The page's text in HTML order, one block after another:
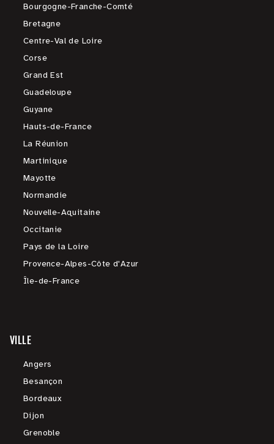
Bourgogne-Franche-Comté
Bretagne
Centre-Val de Loire
Corse
Grand Est
Guadeloupe
Guyane
Hauts-de-France
La Réunion
Martinique
Mayotte
Normandie
Nouvelle-Aquitaine
Occitanie
Pays de la Loire
Provence-Alpes-Côte d'Azur
Île-de-France
VILLE
Angers
Besançon
Bordeaux
Dijon
Grenoble